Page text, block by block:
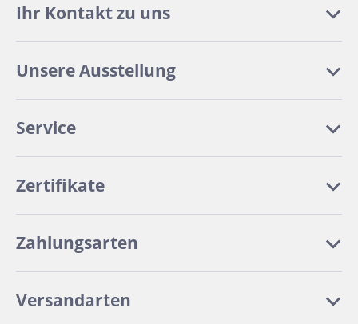
Ihr Kontakt zu uns
Unsere Ausstellung
Service
Zertifikate
Zahlungsarten
Versandarten